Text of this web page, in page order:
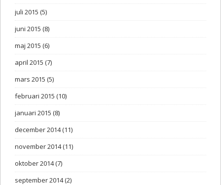
juli 2015 (5)
juni 2015 (8)
maj 2015 (6)
april 2015 (7)
mars 2015 (5)
februari 2015 (10)
januari 2015 (8)
december 2014(11)
november 2014(11)
oktober 2014(7)
september 2014(2)